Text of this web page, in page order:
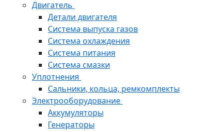
Двигатель
Детали двигателя
Система выпуска газов
Система охлаждения
Система питания
Система смазки
Уплотнения
Сальники, кольца, ремкомплекты
Электрооборудование
Аккумуляторы
Генераторы